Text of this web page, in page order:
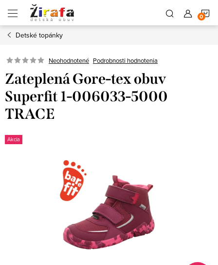
obsah
Detské topánky
Neohodnotené Podrobnosti hodnotenia
Zateplená Gore-tex obuv
Superfit 1-006033-5000
TRACE
Akcia